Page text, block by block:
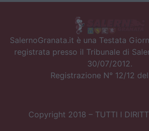
SalernoGranata.it è una Testata
registrata presso il Tribunale di
30/07/2012.
Registrazione N° 12/12
Copyright 2018 – TUTTI I